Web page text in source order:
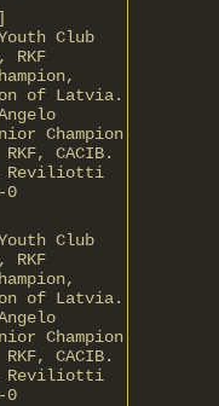
Club
RKF
of Latvia.
Champion
CACIB.
Reviliotti
0
Club
RKF
of Latvia.
Champion
CACIB.
Reviliotti
0